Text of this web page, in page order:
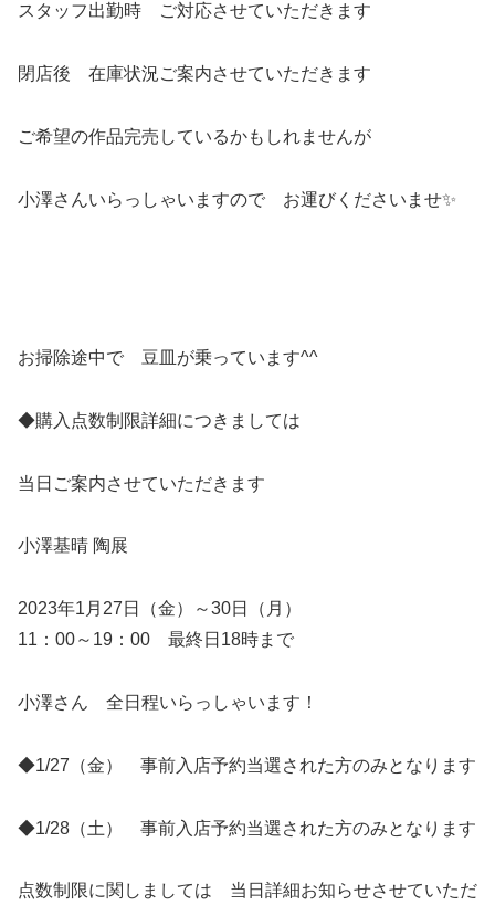
スタッフ出勤時 ご対応させていただきます
閉店後 在庫状況ご案内させていただきます
ご希望の作品完売しているかもしれませんが
小澤さんいらっしゃいますので お運びくださいませ✨
お掃除途中で 豆皿が乗っています^^
◆購入点数制限詳細につきましては
当日ご案内させていただきます
小澤基晴 陶展
2023年1月27日（金）～30日（月）
11：00～19：00 最終日18時まで
小澤さん 全日程いらっしゃいます！
◆1/27（金） 事前入店予約当選された方のみとなります
◆1/28（土） 事前入店予約当選された方のみとなります
点数制限に関しましては 当日詳細お知らせさせていただ